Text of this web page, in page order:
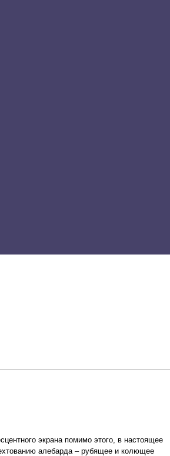
экрана помимо этого, в настоящее
алебарда – рубящее и колющее